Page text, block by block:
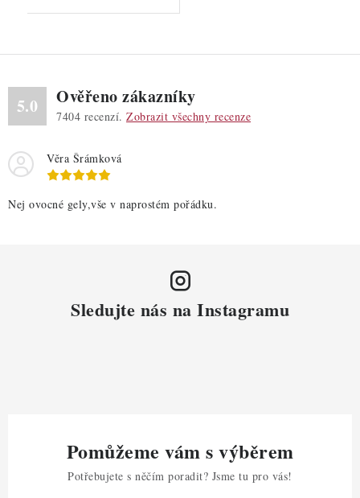
5.0 Ověřeno zákazníky
7404 recenzí. Zobrazit všechny recenze
Věra Šrámková
Nej ovocné gely,vše v naprostém pořádku.
Sledujte nás na Instagramu
Pomůžeme vám s výběrem
Potřebujete s něčím poradit? Jsme tu pro vás!